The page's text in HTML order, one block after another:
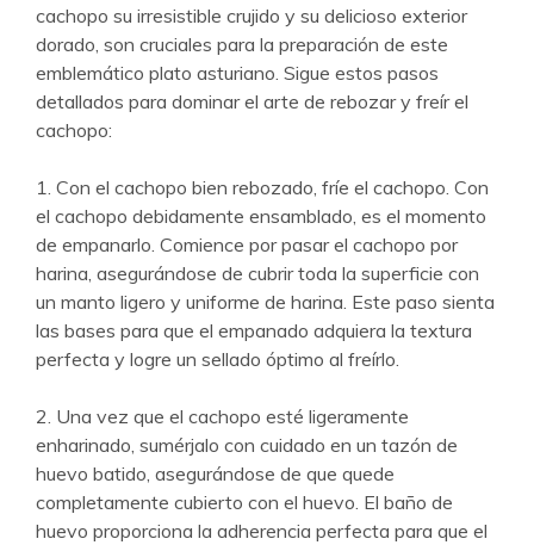
cachopo su irresistible crujido y su delicioso exterior
dorado, son cruciales para la preparación de este
emblemático plato asturiano. Sigue estos pasos
detallados para dominar el arte de rebozar y freír el
cachopo:
1. Con el cachopo bien rebozado, fríe el cachopo. Con
el cachopo debidamente ensamblado, es el momento
de empanarlo. Comience por pasar el cachopo por
harina, asegurándose de cubrir toda la superficie con
un manto ligero y uniforme de harina. Este paso sienta
las bases para que el empanado adquiera la textura
perfecta y logre un sellado óptimo al freírlo.
2. Una vez que el cachopo esté ligeramente
enharinado, sumérjalo con cuidado en un tazón de
huevo batido, asegurándose de que quede
completamente cubierto con el huevo. El baño de
huevo proporciona la adherencia perfecta para que el